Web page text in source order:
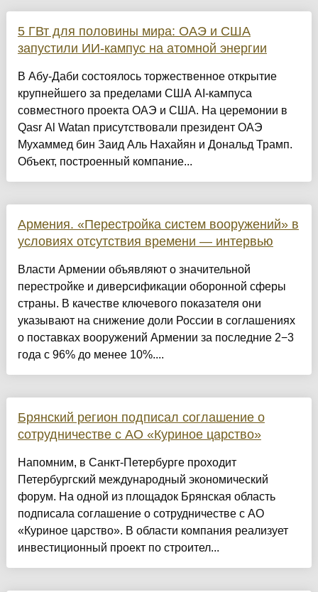
5 ГВт для половины мира: ОАЭ и США
запустили ИИ-кампус на атомной энергии
В Абу-Даби состоялось торжественное открытие
крупнейшего за пределами США AI-кампуса
совместного проекта ОАЭ и США. На церемонии в
Qasr Al Watan присутствовали президент ОАЭ
Мухаммед бин Заид Аль Нахайян и Дональд Трамп.
Объект, построенный компание...
Армения. «Перестройка систем вооружений» в
условиях отсутствия времени — интервью
Власти Армении объявляют о значительной
перестройке и диверсификации оборонной сферы
страны. В качестве ключевого показателя они
указывают на снижение доли России в соглашениях
о поставках вооружений Армении за последние 2−3
года с 96% до менее 10%....
Брянский регион подписал соглашение о
сотрудничестве с АО «Куриное царство»
Напомним, в Санкт-Петербурге проходит
Петербургский международный экономический
форум. На одной из площадок Брянская область
подписала соглашение о сотрудничестве с АО
«Куриное царство». В области компания реализует
инвестиционный проект по строител...